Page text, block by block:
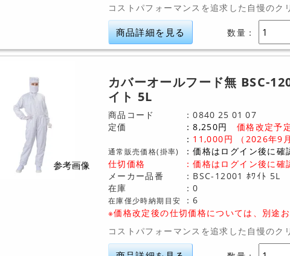
コストパフォーマンスを追求した自慢のク
商品詳細を見る 数量：
カバーオールフード無 BSC-
イト 5L
商品コード 0840 25 01 07
定価
8,250円
価格改定予
11,000円 （2026年9
通常販売価格(掛率)
価格はログイン後に確
仕切価格
：価格はログイン後に確
メーカー品番
BSC-12001 ﾎﾜｲﾄ 5L
在庫
0
在庫僅少時納期目安
6
※価格改定後の仕切価格については、別途お
コストパフォーマンスを追求した自慢のク